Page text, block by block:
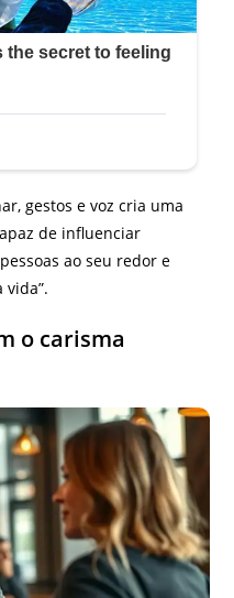
gestos e voz cria uma
de influenciar
ao seu redor e
vida”.
o carisma